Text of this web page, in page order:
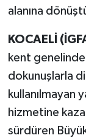
alanına
KOCAELİ
kent genelinde
dokunuşlarla
kullanılmayan
hizmetine
sürdüren